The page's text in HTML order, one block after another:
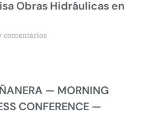
Obras Hidráulicas en
comentarios
— MORNING
CONFERENCE —